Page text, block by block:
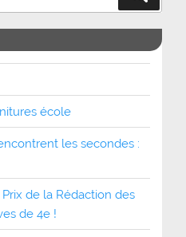
école
les secondes :
de la Rédaction des
de 4e !